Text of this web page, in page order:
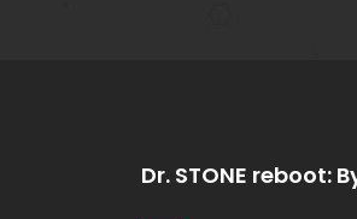
Dr. STONE reboot: